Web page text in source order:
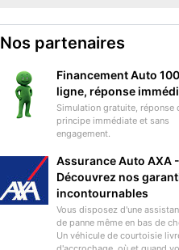
Nos partenaires
Financement Auto
ligne, réponse
Simulation gratuite, réponse
principe immédiate et sans
engagement.
Assurance Auto AXA -
Découvrez nos
incontournables
Vous disposez d'une
de panne même en bas de
Un véhicule de courtoisie